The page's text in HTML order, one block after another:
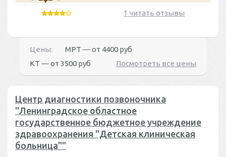
1 читать отзывы
Цены: МРТ ― от 4400 руб
КТ ― от 3500 руб Посмотреть все цены
Центр диагностики позвоночника
"Ленинградское областное
государственное бюджетное учреждение
здравоохранения "Детская клиническая
больница""